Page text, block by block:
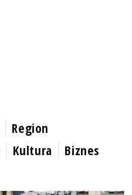
Region
Kultura
Biznes